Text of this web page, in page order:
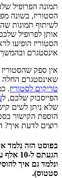
תמונה הפרופיל
הסטוריז, בשונה
לשיתוף תמונות
אותן לפרופיל
הסטוריז הופיעו
אינסטגרם ובהמשך
אין ספק
שאינסטגרם החלה
טריקים לסטוריז.
הפייסבוק שלכם, ל
שלא ניתן לשים
הוספת הקישור
רוצים לדעת איך?
בפוסט הזה נלמד
הגעתם ל-10 אלף עוקבים.
ונלמד גם איך
סטטוס).